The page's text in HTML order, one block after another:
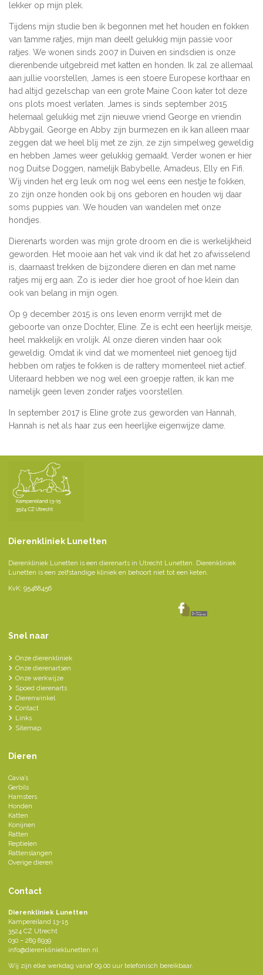
lekker op mijn plek.
Tijdens mijn studie ben ik begonnen met het houden en fokken
van tamme ratjes, mijn man deelt gelukkig mijn passie voor
ratjes. We wonen sinds 2007 in Duiven en sindsdien is onze
dierenbende uitgebreid met katten en honden. Ik zal ze allemaal
aan jullie voorstellen, James is een stoere Europese korthaar en
had altijd gezelschap van een grote Maine Coon kater tot deze
ons plots moest verlaten. James is sinds september 2015
helemaal gelukkig met zijn nieuwe vriend George en vriendin
Abbygail. George en Abby zijn burmezen en ik kan alleen maar
zeggen dat we heel blij met ze zijn, ze zijn simpelweg geweldig
en hebben James weer gelukkig gemaakt. Verder wonen er hier
nog Duitse Doggen, namelijk Babybelle, Amadeus, Elly en Fifi.
Wij vinden het erg leuk om nog wel eens een nestje te fokken,
zo zijn onze honden ook bij ons geboren en houden wij daar
soms puppies van. We houden van wandelen met onze
hondjes.
Dierenarts worden was mijn grote droom en die is werkelijkheid
geworden. Het mooie aan het vak vind ik dat het zo afwisselend
is, daarnaast trekken de bijzondere dieren en dan met name
ratjes mij erg aan. Zo is ieder dier hoe groot of hoe klein dan
ook van belang in mijn ogen.
Op 9 december 2015 is ons leven enorm verrijkt met de
geboorte van onze Dochter, Eline. Ze is echt een heerlijk meisje,
heel makkelijk en vrolijk. Al onze dieren vinden haar ook
geweldig. Omdat ik vind dat we momenteel niet genoeg tijd
hebben om ratjes te fokken is de rattery momenteel niet actief.
Uiteraard hebben we nog wel een groepje ratten, ik kan me
namelijk geen leven zonder ratjes voorstellen.
In september 2017 is Eline grote zus geworden van Hannah,
Hannah is net als haar zus een heerlijke eigenwijze dame.
Dierenkliniek Lunetten
Dierenkliniek Lunetten is een dierenarts in Utrecht Lunetten. Dierenkliniek
Lunetten is een zelfstandige kliniek en behoort niet tot een keten.
KvK: 95488456
Snel naar
Onze dierenkliniek
Onze dierenartsen
Onze werkwijze
Spoed dierenarts
Dierenwinkel
Contact
Links
Sitemap
Dieren
Cavia’s
Gerbils
Hamsters
Honden
Katten
Konijnen
Ratten
Reptielen
Rattenslangen
Overige dieren
Contact
Dierenkliniek Lunetten
Kampereiland 13-15
3524 CZ Utrecht
030 – 289 8939
info@dierenklinieklunetten.nl
Wij zijn elke werkdag vanaf 09.00 uur telefonisch bereikbaar.